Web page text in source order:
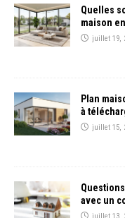
Quelles
maison
juillet 19,
Plan
à
juillet 15,
avec un